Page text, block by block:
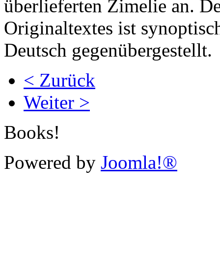
überlieferten Zimelie an.
Originaltextes ist
Deutsch gegenübergestellt.
< Zurück
Weiter >
Books!
Powered by Joomla!®